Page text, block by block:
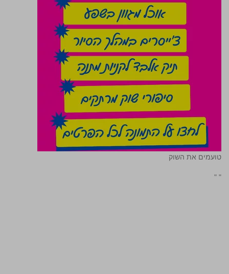
טועמים את השוק
"
"